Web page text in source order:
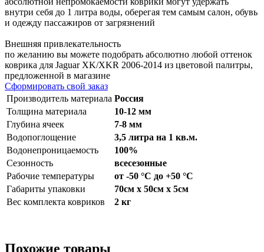
внутри себя до 1 литра воды, оберегая тем самым салон, обувь
и одежду пассажиров от загрязнений
Внешняя привлекательность
по желанию вы можете подобрать абсолютно любой оттенок
коврика для Jaguar XK/XKR 2006-2014 из цветовой палитры,
предложенной в магазине
Сформировать свой заказ
Производитель материала Россия
Толщина материала
10-12 мм
Глубина ячеек
7-8 мм
Водопоглощение
3,5 литра на 1 кв.м.
Водонепроницаемость
100%
Сезонность
всесезонные
Рабочие температуры
от -50 °С до +50 °С
Габариты упаковки
70см x 50см x 5см
Вес комплекта ковриков
2 кг
Похожие товары